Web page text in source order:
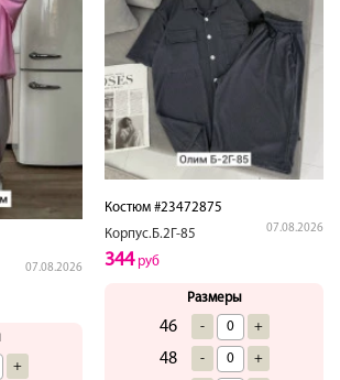
07.08.2026
+
Костюм #23472875
Корпус.Б.2Г-85
07.08.2026
344руб
Размеры
46 - +
48 - +